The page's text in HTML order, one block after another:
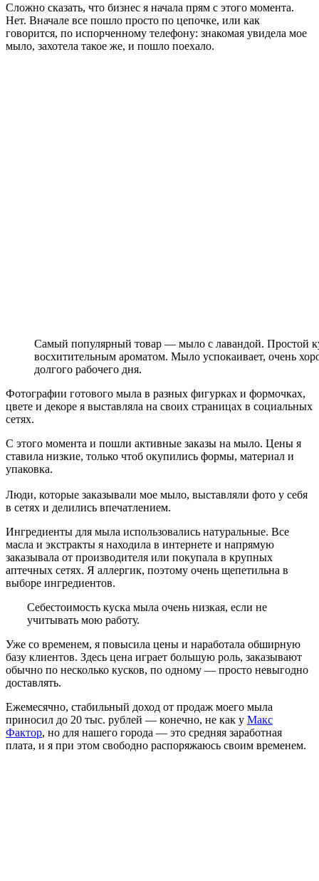
Сложно сказать, что бизнес я начала прям с этого момента.
Нет. Вначале все пошло просто по цепочке, или как
говорится, по испорченному телефону: знакомая увидела мое
мыло, захотела такое же, и пошло поехало.
Самый популярный товар — мыло с лавандой. Простой
восхитительным ароматом. Мыло успокаивает, очень
долгого рабочего дня.
Фотографии готового мыла в разных фигурках и формочках,
цвете и декоре я выставляла на своих страницах в социальных
сетях.
С этого момента и пошли активные заказы на мыло. Цены я
ставила низкие, только чтоб окупились формы, материал и
упаковка.
Люди, которые заказывали мое мыло, выставляли фото у себя
в сетях и делились впечатлением.
Ингредиенты для мыла использовались натуральные. Все
масла и экстракты я находила в интернете и напрямую
заказывала от производителя или покупала в крупных
аптечных сетях. Я аллергик, поэтому очень щепетильна в
выборе ингредиентов.
Себестоимость куска мыла очень низкая, если не
учитывать мою работу.
Уже со временем, я повысила цены и наработала обширную
базу клиентов. Здесь цена играет большую роль, заказывают
обычно по несколько кусков, по одному — просто невыгодно
доставлять.
Ежемесячно, стабильный доход от продаж моего мыла
приносил до 20 тыс. рублей — конечно, не как у Макс
Фактор, но для нашего города — это средняя заработная
плата, и я при этом свободно распоряжаюсь своим временем.